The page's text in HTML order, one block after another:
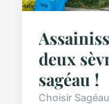
deux
sagéau !
Choisir